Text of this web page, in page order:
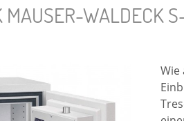
MAUSER-WALDECK
Wie